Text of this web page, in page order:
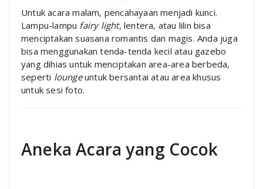
Untuk acara malam, pencahayaan menjadi kunci.
Lampu-lampu fairy light, lentera, atau lilin bisa
menciptakan suasana romantis dan magis. Anda juga
bisa menggunakan tenda-tenda kecil atau gazebo
yang dihias untuk menciptakan area-area berbeda,
seperti loungeuntuk bersantai atau area khusus
untuk sesi foto.
Aneka Acara yang Cocok